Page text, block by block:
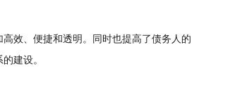
效、便捷和透明。同时也提高了债务人的
建设。